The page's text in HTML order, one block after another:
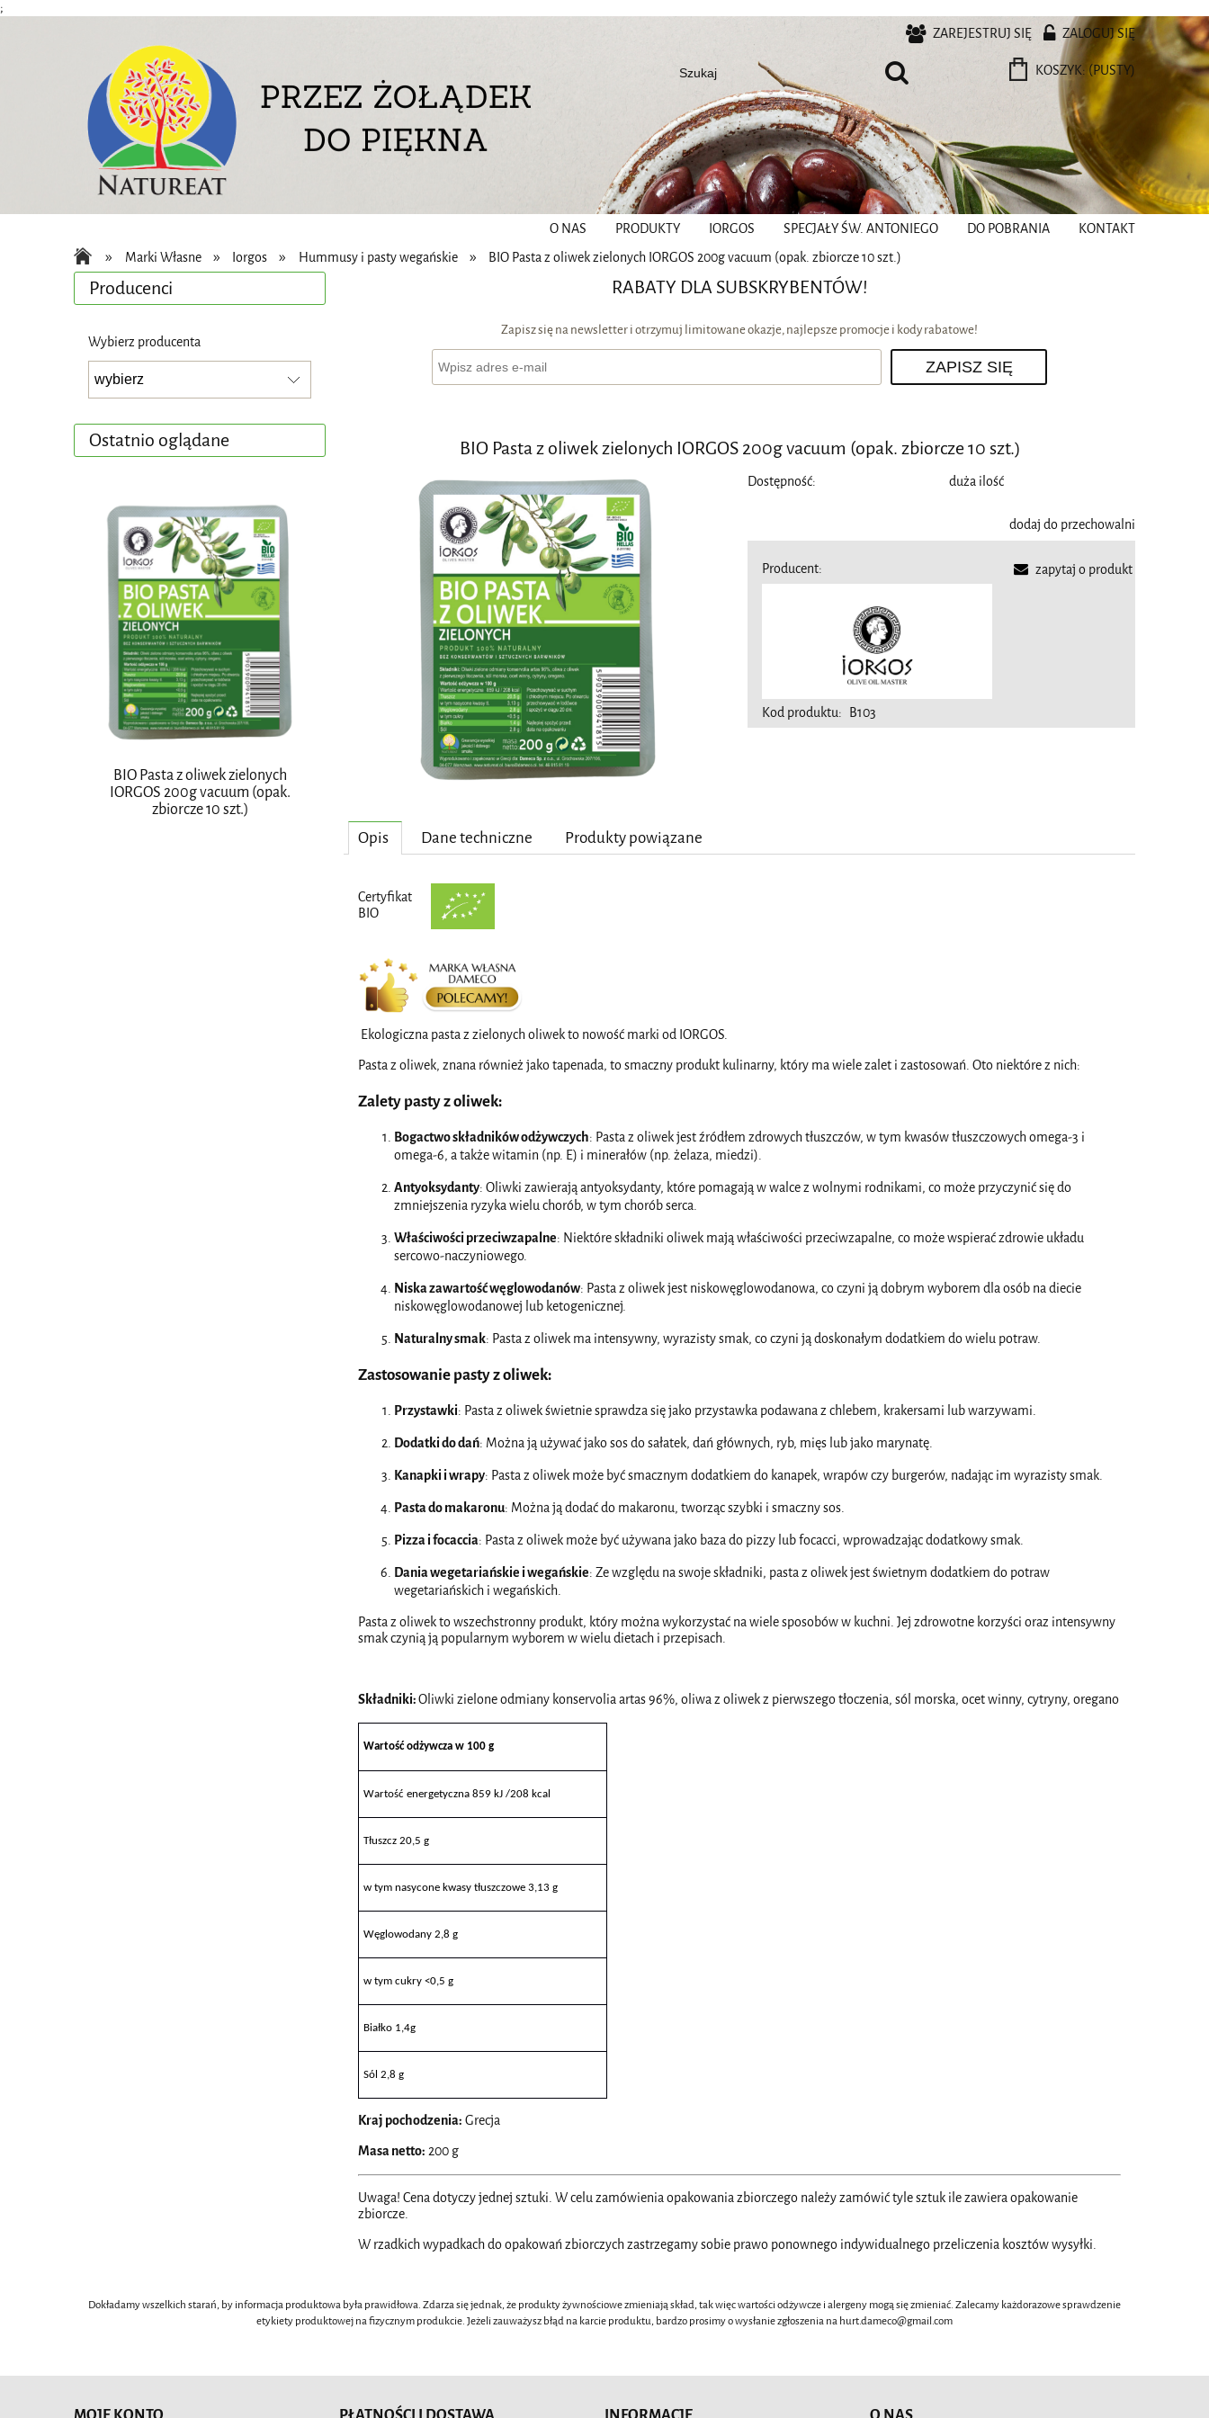
;
ZAREJESTRUJ SIĘ
ZALOGUJ SIĘ
KOSZYK: (PUSTY)
O NAS PRODUKTY IORGOS SPECJAŁY ŚW. ANTONIEGO DO POBRANIA KONTAKT
» Marki Własne » Iorgos » Hummusy i pasty wegańskie » BIO Pasta z oliwek zielonych IORGOS 200g vacuum (opak. zbiorcze 10 szt.)
Producenci
Wybierz producenta
Ostatnio oglądane
BIO Pasta z oliwek zielonych
IORGOS 200g vacuum (opak.
zbiorcze 10 szt.)
RABATY DLA SUBSKRYBENTÓW!
Zapisz się na newsletter i otrzymuj limitowane okazje, najlepsze promocje i kody rabatowe!
ZAPISZ SIĘ
BIO Pasta z oliwek zielonych IORGOS 200g vacuum (opak. zbiorcze 10 szt.)
Dostępność: duża ilość
dodaj do przechowalni
Producent:
Kod produktu: B103
zapytaj o produkt
Opis Dane techniczne Produkty powiązane
Certyfikat
BIO
Ekologiczna pasta z zielonych oliwek to nowość marki od IORGOS.
Pasta z oliwek, znana również jako tapenada, to smaczny produkt kulinarny, który ma wiele zalet i zastosowań. Oto niektóre z nich:
Zalety pasty z oliwek:
Bogactwo składników odżywczych: Pasta z oliwek jest źródłem zdrowych tłuszczów, w tym kwasów tłuszczowych omega-3 i
omega-6, a także witamin (np. E) i minerałów (np. żelaza, miedzi).
Antyoksydanty: Oliwki zawierają antyoksydanty, które pomagają w walce z wolnymi rodnikami, co może przyczynić się do
zmniejszenia ryzyka wielu chorób, w tym chorób serca.
Właściwości przeciwzapalne: Niektóre składniki oliwek mają właściwości przeciwzapalne, co może wspierać zdrowie układu
sercowo-naczyniowego.
Niska zawartość węglowodanów: Pasta z oliwek jest niskowęglowodanowa, co czyni ją dobrym wyborem dla osób na diecie
niskowęglowodanowej lub ketogenicznej.
Naturalny smak: Pasta z oliwek ma intensywny, wyrazisty smak, co czyni ją doskonałym dodatkiem do wielu potraw.
Zastosowanie pasty z oliwek:
Przystawki: Pasta z oliwek świetnie sprawdza się jako przystawka podawana z chlebem, krakersami lub warzywami.
Dodatki do dań: Można ją używać jako sos do sałatek, dań głównych, ryb, mięs lub jako marynatę.
Kanapki i wrapy: Pasta z oliwek może być smacznym dodatkiem do kanapek, wrapów czy burgerów, nadając im wyrazisty smak.
Pasta do makaronu: Można ją dodać do makaronu, tworząc szybki i smaczny sos.
Pizza i focaccia: Pasta z oliwek może być używana jako baza do pizzy lub focacci, wprowadzając dodatkowy smak.
Dania wegetariańskie i wegańskie: Ze względu na swoje składniki, pasta z oliwek jest świetnym dodatkiem do potraw
wegetariańskich i wegańskich.
Pasta z oliwek to wszechstronny produkt, który można wykorzystać na wiele sposobów w kuchni. Jej zdrowotne korzyści oraz intensywny
smak czynią ją popularnym wyborem w wielu dietach i przepisach.
Składniki:Oliwki zielone odmiany konservolia artas 96%, oliwa z oliwek z pierwszego tłoczenia, sól morska, ocet winny, cytryny, oregano
Wartość odżywcza w 100 g
Wartość energetyczna 859 kJ /208 kcal
Tłuszcz 20,5 g
w tym nasycone kwasy tłuszczowe 3,13 g
Węglowodany 2,8 g
w tym cukry <0,5 g
Białko 1,4g
Sól 2,8 g
Kraj pochodzenia: Grecja
Masa netto: 200 g
Uwaga! Cena dotyczy jednej sztuki. W celu zamówienia opakowania zbiorczego należy zamówić tyle sztuk ile zawiera opakowanie
zbiorcze.
W rzadkich wypadkach do opakowań zbiorczych zastrzegamy sobie prawo ponownego indywidualnego przeliczenia kosztów wysyłki.
Dokładamy wszelkich starań, by informacja produktowa była prawidłowa. Zdarza się jednak, że produkty żywnościowe zmieniają skład, tak więc wartości odżywcze i alergeny mogą się zmieniać. Zalecamy każdorazowe sprawdzenie
etykiety produktowej na fizycznym produkcie. Jeżeli zauważysz błąd na karcie produktu, bardzo prosimy o wysłanie zgłoszenia na hurt.dameco@gmail.com